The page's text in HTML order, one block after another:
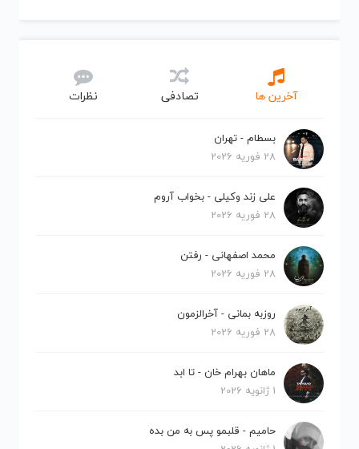
آخرین ها تصادفی نظرات
بسطام - تهران
28 فوریه 2026
علی زند وکیلی - بخواب آروم
28 فوریه 2026
محمد اصفهانی - رفتن
28 فوریه 2026
روزبه بمانی - آخرالزمون
28 فوریه 2026
ماهان بهرام خان - تا ابد
1 ژانویه 2026
حامیم - قلبمو پس به من بده